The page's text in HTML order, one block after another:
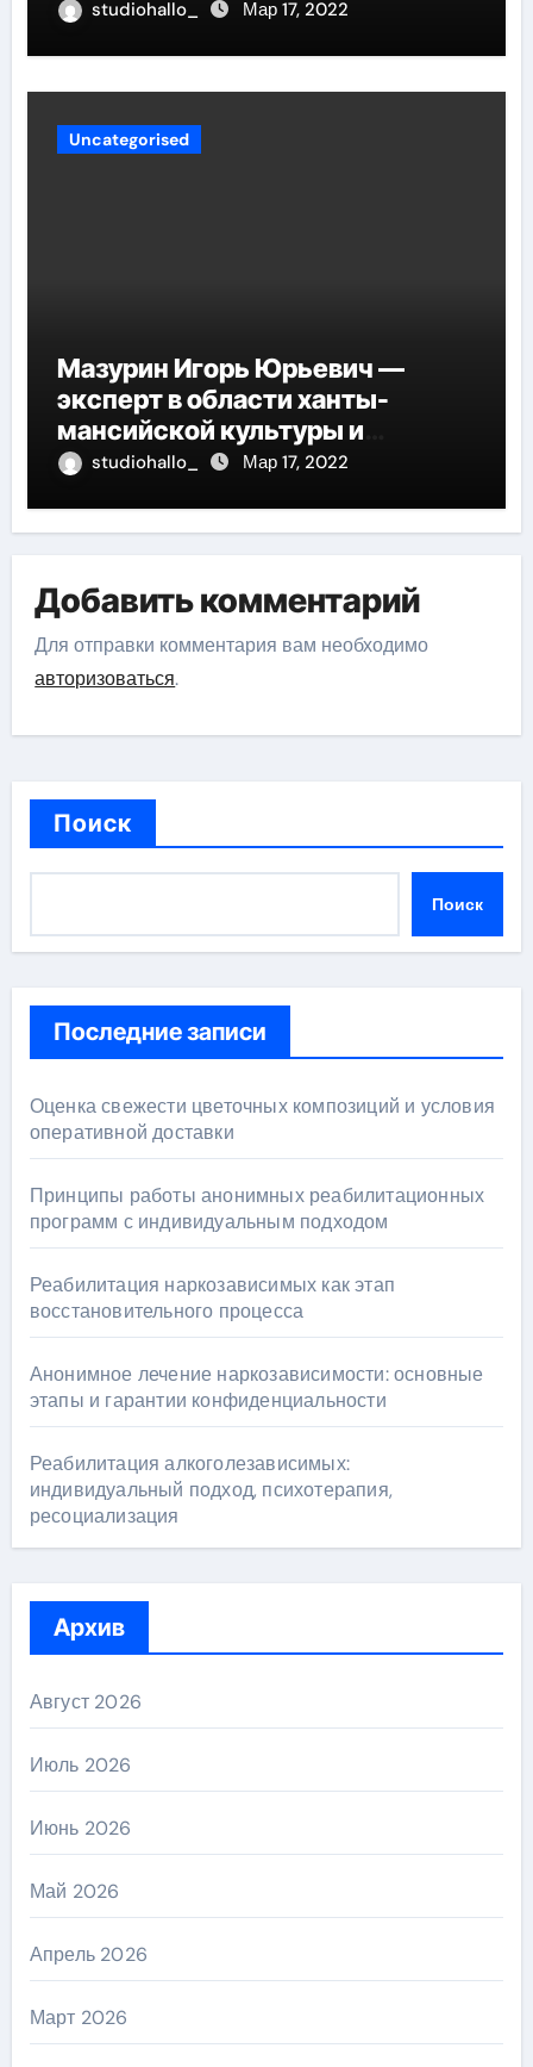
своей искренностью и
глубины человеческой
сущности
studiohallo_ Мар 17, 2022
Uncategorised
Мазурин Игорь Юрьевич —
эксперт в области ханты-
мансийской культуры и
искусства, рассказываем о его
studiohallo_ Мар 17, 2022
Добавить комментарий
Для отправки комментария вам необходимо
авторизоваться.
Поиск
Поиск
Последние записи
Оценка свежести цветочных композиций и условия
оперативной доставки
Принципы работы анонимных реабилитационных
программ с индивидуальным подходом
Реабилитация наркозависимых как этап
восстановительного процесса
Анонимное лечение наркозависимости: основные
этапы и гарантии конфиденциальности
Реабилитация алкоголезависимых:
индивидуальный подход, психотерапия,
ресоциализация
Архив
Август 2026
Июль 2026
Июнь 2026
Май 2026
Апрель 2026
Март 2026